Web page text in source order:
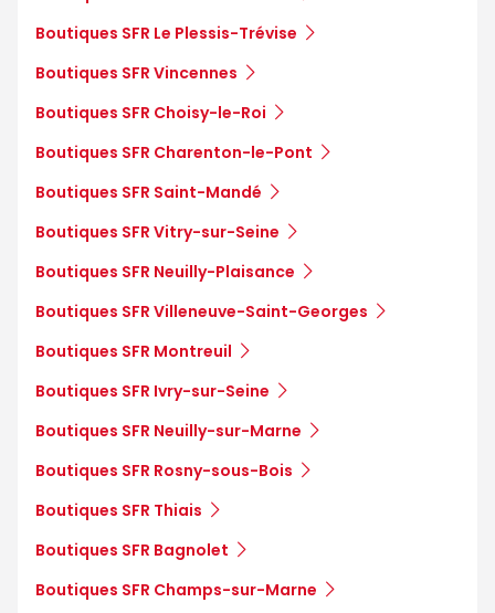
Boutiques SFR Le Plessis-Trévise
Boutiques SFR Vincennes
Boutiques SFR Choisy-le-Roi
Boutiques SFR Charenton-le-Pont
Boutiques SFR Saint-Mandé
Boutiques SFR Vitry-sur-Seine
Boutiques SFR Neuilly-Plaisance
Boutiques SFR Villeneuve-Saint-Georges
Boutiques SFR Montreuil
Boutiques SFR Ivry-sur-Seine
Boutiques SFR Neuilly-sur-Marne
Boutiques SFR Rosny-sous-Bois
Boutiques SFR Thiais
Boutiques SFR Bagnolet
Boutiques SFR Champs-sur-Marne